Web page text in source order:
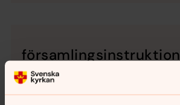
församlingsinstruktion
Här kan du läsa Huskvarna
pastorats församlingsinstruktion >